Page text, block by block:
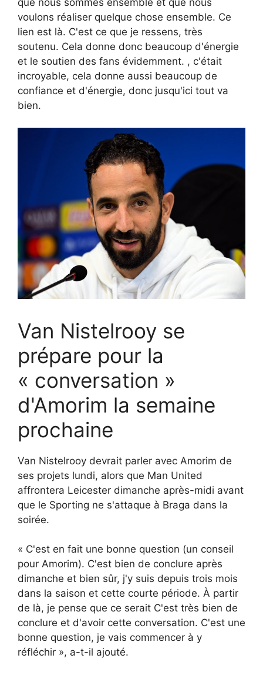
voulons réaliser quelque chose ensemble. Ce
lien est là. C'est ce que je ressens, très
soutenu. Cela donne donc beaucoup d'énergie
et le soutien des fans évidemment. , c'était
incroyable, cela donne aussi beaucoup de
confiance et d'énergie, donc jusqu'ici tout va
bien.
Van Nistelrooy se
prépare pour la
« conversation »
d'Amorim la semaine
prochaine
Van Nistelrooy devrait parler avec Amorim de
ses projets lundi, alors que Man United
affrontera Leicester dimanche après-midi avant
que le Sporting ne s'attaque à Braga dans la
soirée.
« C'est en fait une bonne question (un conseil
pour Amorim). C'est bien de conclure après
dimanche et bien sûr, j'y suis depuis trois mois
dans la saison et cette courte période. À partir
de là, je pense que ce serait C'est très bien de
conclure et d'avoir cette conversation. C'est une
bonne question, je vais commencer à y
réfléchir », a-t-il ajouté.